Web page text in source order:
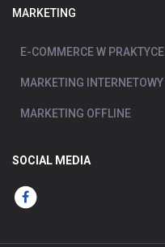
MARKETING
E-COMMERCE W PRAKTYCE
MARKETING INTERNETOWY
MARKETING OFFLINE
SOCIAL MEDIA